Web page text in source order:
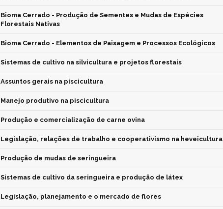
Bioma Cerrado - Produção de Sementes e Mudas de Espécies
Florestais Nativas
Bioma Cerrado - Elementos de Paisagem e Processos Ecológicos
Sistemas de cultivo na silvicultura e projetos florestais
Assuntos gerais na piscicultura
Manejo produtivo na piscicultura
Produção e comercialização de carne ovina
Legislação, relações de trabalho e cooperativismo na heveicultura
Produção de mudas de seringueira
Sistemas de cultivo da seringueira e produção de látex
Legislação, planejamento e o mercado de flores